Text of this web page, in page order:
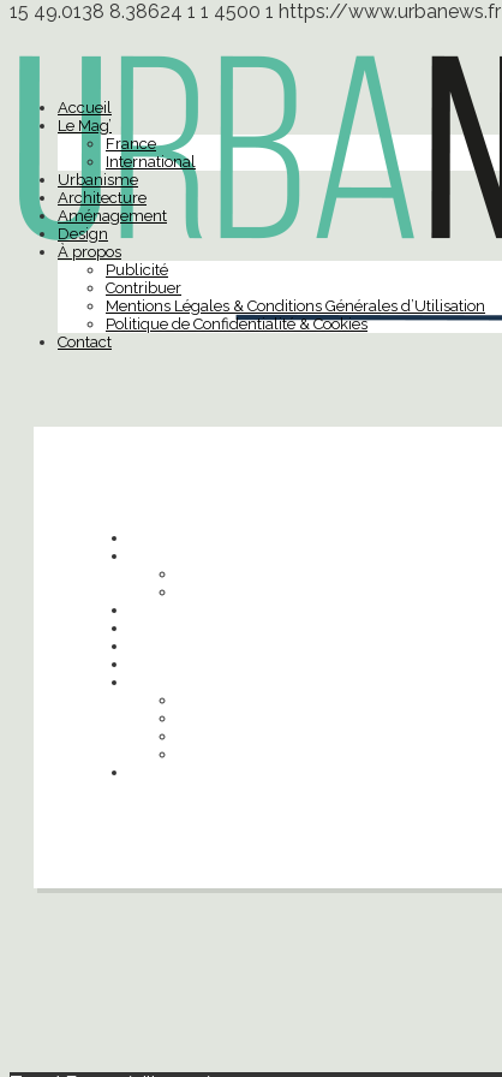
15 49.0138 8.38624 1 1 4500 1 https://www.urbanews.fr
Accueil
Le Mag’
France
International
Urbanisme
Architecture
Aménagement
Design
À propos
Publicité
Contribuer
Mentions Légales & Conditions Générales d’Utilisation
Politique de Confidentialité & Cookies
Contact